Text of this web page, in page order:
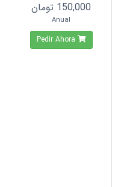
150,000 تومان
Anual